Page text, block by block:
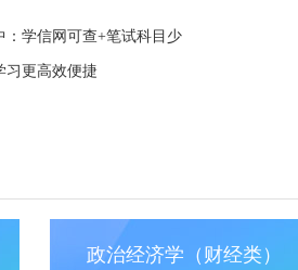
：学信网可查+笔试科目少
习更高效便捷
政治经济学（财经类）